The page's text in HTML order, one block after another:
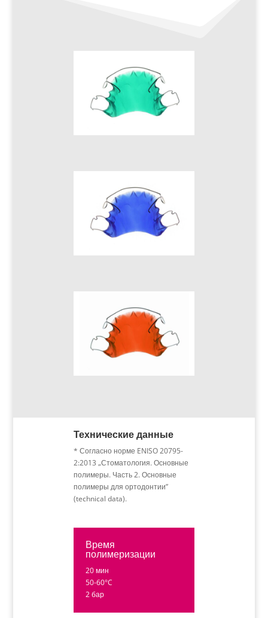
Технические данные
* Согласно норме ENISO 20795-
2:2013 „Стоматология. Основные
полимеры. Часть 2. Основные
полимеры для ортодонтии”
(technical data).
Время
полимеризации
20 мин
50-60°C
2 бар